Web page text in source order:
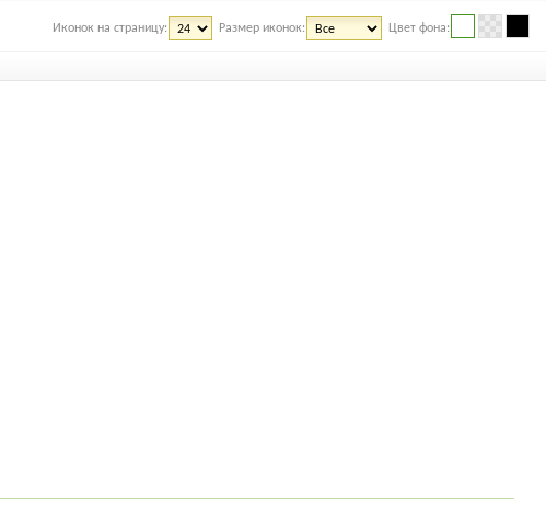
Иконок на страницу: Размер иконок: Цвет фона: